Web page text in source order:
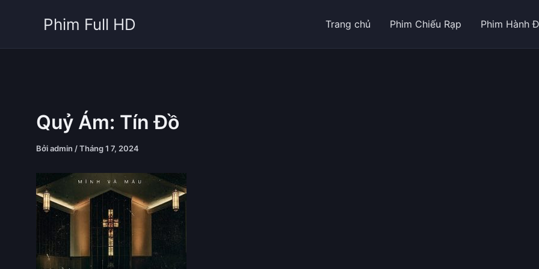
Phim Full HD Trang chủ Phim Chiếu Rạp Phim Hành
Quỷ Ám: Tín Đồ
Bởiadmin /Tháng 1 7, 2024